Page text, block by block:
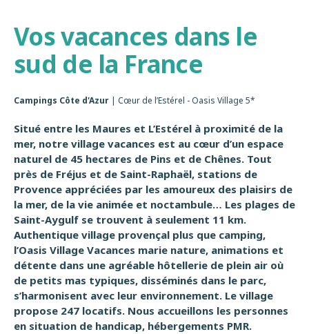
Vos vacances dans le
sud de la France
Campings Côte d'Azur | Cœur de l’Estérel - Oasis Village 5*
Situé entre les Maures et L’Estérel à proximité de la
mer, notre village vacances est au cœur d’un espace
naturel de 45 hectares de Pins et de Chênes. Tout
près de Fréjus et de Saint-Raphaël, stations de
Provence appréciées par les amoureux des plaisirs de
la mer, de la vie animée et noctambule… Les plages de
Saint-Aygulf se trouvent à seulement 11 km.
Authentique village provençal plus que camping,
l’Oasis Village Vacances marie nature, animations et
détente dans une agréable hôtellerie de plein air où
de petits mas typiques, disséminés dans le parc,
s’harmonisent avec leur environnement. Le village
propose 247 locatifs. Nous accueillons les personnes
en situation de handicap, hébergements PMR.